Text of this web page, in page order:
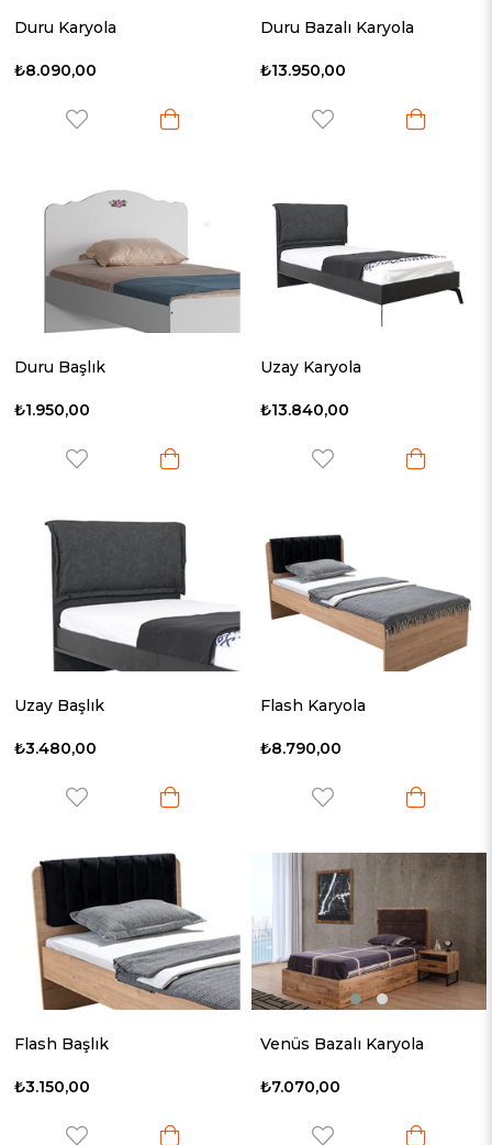
Duru Karyola
₺8.090,00
Duru Bazalı Karyola
₺13.950,00
Duru Başlık
₺1.950,00
Uzay Karyola
₺13.840,00
Uzay Başlık
₺3.480,00
Flash Karyola
₺8.790,00
Flash Başlık
₺3.150,00
Venüs Bazalı Karyola
₺7.070,00